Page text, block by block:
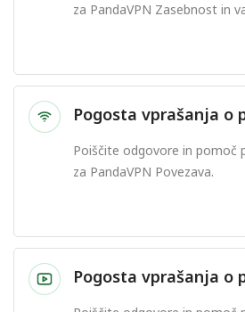
za PandaVPN Zasebnost in
Pogosta vprašanja o
Poiščite odgovore in pomoč
za PandaVPN Povezava.
Pogosta vprašanja o